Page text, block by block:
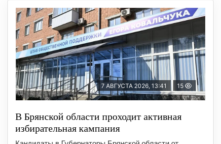
7 АВГУСТА 2026, 13:41 15
В Брянской области проходит активная
избирательная кампания